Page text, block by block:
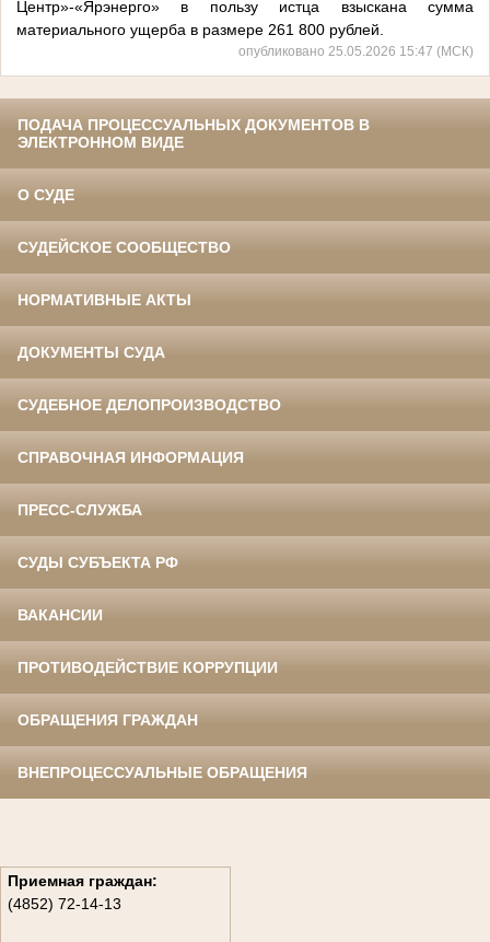
Центр»-«Ярэнерго» в пользу истца взыскана сумма
материального ущерба в размере 261 800 рублей.
опубликовано 25.05.2026 15:47 (МСК)
ПОДАЧА ПРОЦЕССУАЛЬНЫХ ДОКУМЕНТОВ В
ЭЛЕКТРОННОМ ВИДЕ
О СУДЕ
СУДЕЙСКОЕ СООБЩЕСТВО
НОРМАТИВНЫЕ АКТЫ
ДОКУМЕНТЫ СУДА
СУДЕБНОЕ ДЕЛОПРОИЗВОДСТВО
СПРАВОЧНАЯ ИНФОРМАЦИЯ
ПРЕСС-СЛУЖБА
СУДЫ СУБЪЕКТА РФ
ВАКАНСИИ
ПРОТИВОДЕЙСТВИЕ КОРРУПЦИИ
ОБРАЩЕНИЯ ГРАЖДАН
ВНЕПРОЦЕССУАЛЬНЫЕ ОБРАЩЕНИЯ
Приемная граждан:
(4852) 72-14-13